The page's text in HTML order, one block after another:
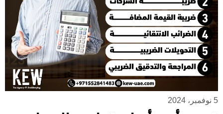
5 نوفمبر، 2024